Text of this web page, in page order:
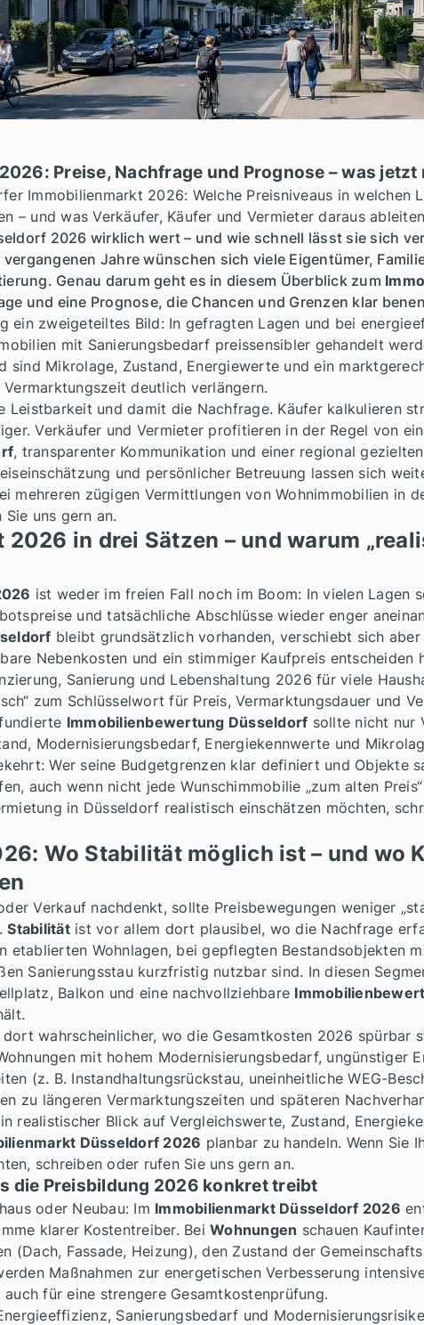
Preise, Nachfrage und Prognose – was
Immobilienmarkt 2026: Welche Preisniveaus in welchen
– und was Verkäufer, Käufer und Vermieter daraus
2026 wirklich wert – und wie schnell lässt sie sich
Jahre wünschen sich viele Eigentümer,
Genau darum geht es in diesem Überblick zum
und eine Prognose, die Chancen und Grenzen klar
ein zweigeteiltes Bild: In gefragten Lagen und bei
mit Sanierungsbedarf preissensibler gehandelt
sind Mikrolage, Zustand, Energiewerte und ein
deutlich verlängern.
Leistbarkeit und damit die Nachfrage. Käufer kalkulieren
Verkäufer und Vermieter profitieren in der Regel von
, transparenter Kommunikation und einer regional
und persönlicher Betreuung lassen sich
mehreren zügigen Vermittlungen von Wohnimmobilien in
uns gern an.
in drei Sätzen – und warum
ist weder im freien Fall noch im Boom: In vielen Lagen
und tatsächliche Abschlüsse wieder enger
bleibt grundsätzlich vorhanden, verschiebt sich aber
Nebenkosten und ein stimmiger Kaufpreis entscheiden
Sanierung und Lebenshaltung 2026 für viele
zum Schlüsselwort für Preis, Vermarktungsdauer und
Immobilienbewertung Düsseldorf sollte nicht nur
Modernisierungsbedarf, Energiekennwerte und
Wer seine Budgetgrenzen klar definiert und Objekte
auch wenn nicht jede Wunschimmobilie „zum alten
in Düsseldorf realistisch einschätzen möchten,
Wo Stabilität möglich ist – und wo
Verkauf nachdenkt, sollte Preisbewegungen weniger
Stabilitätist vor allem dort plausibel, wo die Nachfrage
etablierten Wohnlagen, bei gepflegten Bestandsobjekten
Sanierungsstau kurzfristig nutzbar sind. In diesen
Balkon und eine nachvollziehbare
wahrscheinlicher, wo die Gesamtkosten 2026 spürbar
mit hohem Modernisierungsbedarf, ungünstiger
(z. B. Instandhaltungsrückstau, uneinheitliche WEG-
zu längeren Vermarktungszeiten und späteren
realistischer Blick auf Vergleichswerte, Zustand,
Düsseldorf 2026 planbar zu handeln. Wenn Sie
schreiben oder rufen Sie uns gern an.
die Preisbildung 2026 konkret treibt
oder Neubau: Im Immobilienmarkt Düsseldorf 2026
klarer Kostentreiber. BeiWohnungen schauen
(Dach, Fassade, Heizung), den Zustand der
Maßnahmen zur energetischen Verbesserung
für eine strengere Gesamtkostenprüfung.
Sanierungsbedarf und